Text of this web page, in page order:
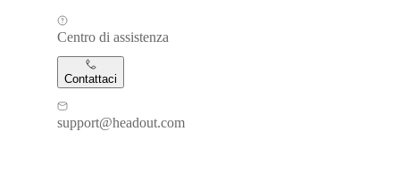
Centro di assistenza
Contattaci
support@headout.com